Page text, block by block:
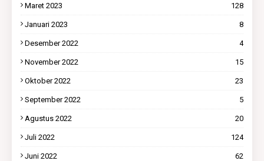
Maret 2023 128
Januari 2023 8
Desember 2022 4
November 2022 15
Oktober 2022 23
September 2022 5
Agustus 2022 20
Juli 2022 124
Juni 2022 62